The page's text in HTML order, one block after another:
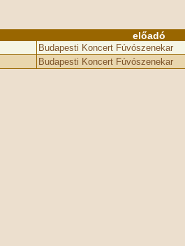
előadó
Budapesti Koncert Fúvószenekar
Budapesti Koncert Fúvószenekar